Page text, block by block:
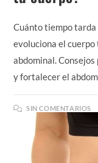
Cuánto tiempo
evoluciona el
abdominal.
y fortalecer el
SIN COMENTARIOS